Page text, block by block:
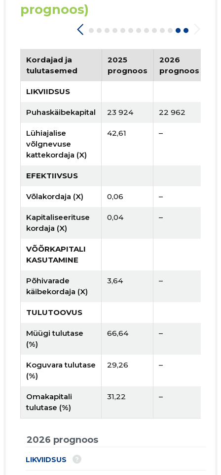
prognoos)
Kordajad ja
tulutasemed
2025
prognoos
2026
prognoos
LIKVIIDSUS
Puhaskäibekapital 23 924 22 962
Lühiajalise
võlgnevuse
kattekordaja (X)
42,61 –
EFEKTIIVSUS
Võlakordaja (X) 0,06 –
Kapitaliseerituse
kordaja (X)
0,04 –
VÕÕRKAPITALI
KASUTAMINE
Põhivarade
käibekordaja (X)
3,64 –
TULUTOOVUS
Müügi tulutase
(%)
66,64 –
Koguvara tulutase
(%)
29,26 –
Omakapitali
tulutase (%)
31,22 –
2026 prognoos
LIKVIIDSUS ?